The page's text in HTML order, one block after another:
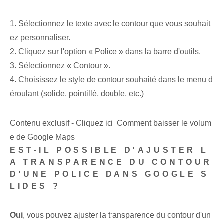
1. Sélectionnez le texte avec le contour que vous souhait
ez personnaliser.
2. Cliquez sur l'option « Police » dans la barre d'outils.
3. Sélectionnez « Contour ».
4. Choisissez le style de contour souhaité dans le menu d
éroulant (solide, pointillé, double, etc.)
Contenu exclusif - Cliquez ici Comment baisser le volum
e de Google Maps
EST-IL POSSIBLE D'AJUSTER L
A TRANSPARENCE DU CONTOUR
D'UNE POLICE DANS GOOGLE S
LIDES ?
Oui, vous pouvez ajuster⁢ la transparence du contour d'un